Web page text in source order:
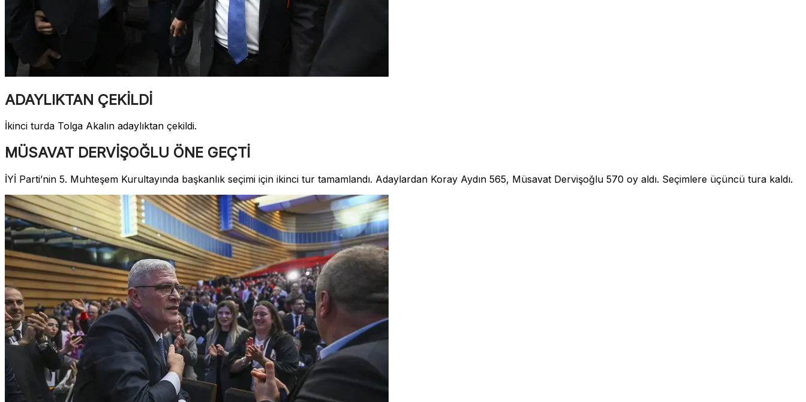
ADAYLIKTAN ÇEKİLDİ
İkinci turda Tolga Akalın adaylıktan çekildi.
MÜSAVAT DERVİŞOĞLU ÖNE GEÇTİ
İYİ Parti’nin 5. Muhteşem Kurultayında başkanlık seçimi için ikinci tur tamamlandı. Adaylardan Koray Aydın 565, Müsavat Dervişoğlu 570 oy aldı. Seçimlere üçüncü tura kaldı.